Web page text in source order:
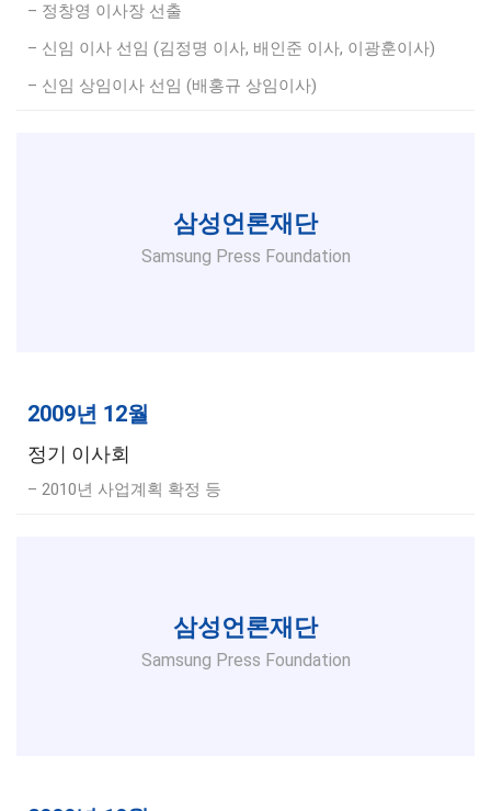
– 정창영 이사장 선출
– 신임 이사 선임 (김정명 이사, 배인준 이사, 이광훈이사)
– 신임 상임이사 선임 (배홍규 상임이사)
삼성언론재단
Samsung Press Foundation
2009년 12월
정기 이사회
– 2010년 사업계획 확정 등
삼성언론재단
Samsung Press Foundation